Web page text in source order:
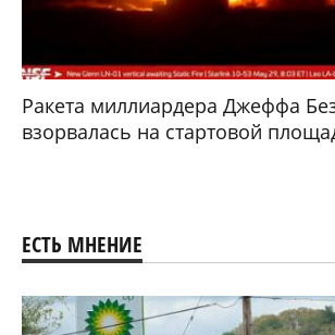
Ракета миллиардера Джеффа
взорвалась на стартовой
ЕСТЬ МНЕНИЕ